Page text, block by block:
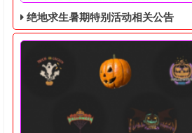
绝地求生暑期特别活动相关公告